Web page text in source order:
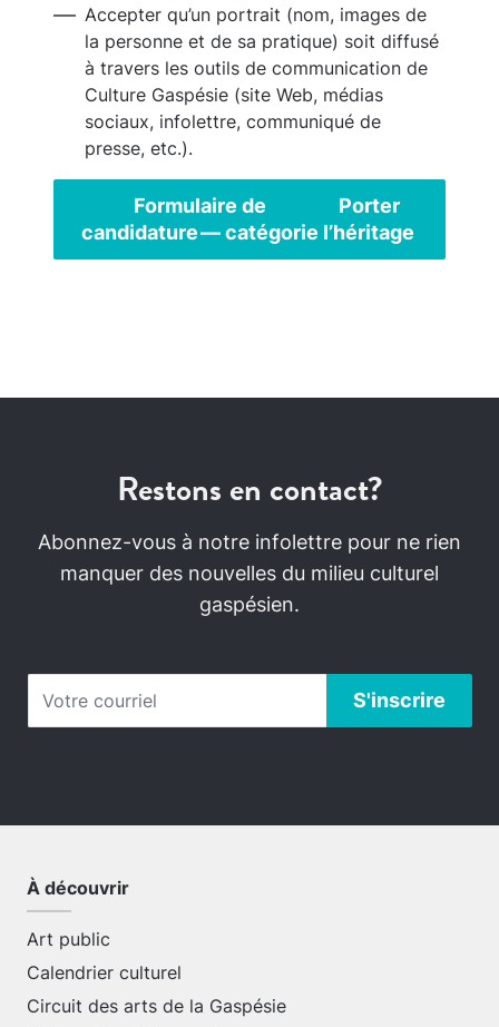
Accepter qu’un portrait (nom, images de
la personne et de sa pratique) soit diffusé
à travers les outils de communication de
Culture Gaspésie (site Web, médias
sociaux, infolettre, communiqué de
presse, etc.).
Formulaire de
candidature — catégorie
Porter
l’héritage
Restons en contact?
Abonnez-vous à notre infolettre pour ne rien
manquer des nouvelles du milieu culturel
gaspésien.
À découvrir
Art public
Calendrier culturel
Circuit des arts de la Gaspésie